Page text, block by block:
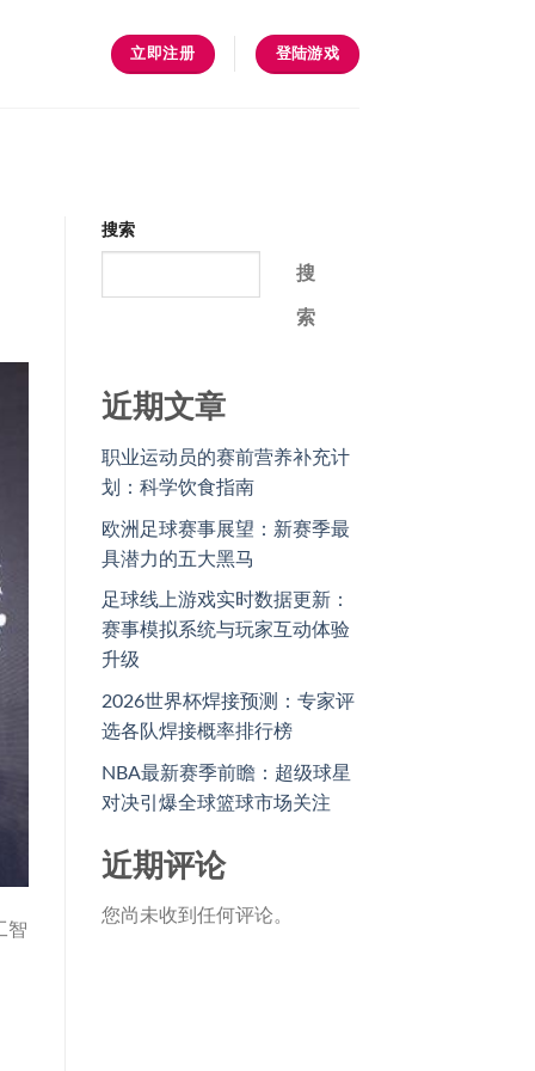
立即注册 登陆游戏
智
搜索
搜
索
近期文章
职业运动员的赛前营养补充计
划：科学饮食指南
欧洲足球赛事展望：新赛季最
具潜力的五大黑马
足球线上游戏实时数据更新：
赛事模拟系统与玩家互动体验
升级
2026世界杯焊接预测：专家评
选各队焊接概率排行榜
NBA最新赛季前瞻：超级球星
对决引爆全球篮球市场关注
近期评论
您尚未收到任何评论。